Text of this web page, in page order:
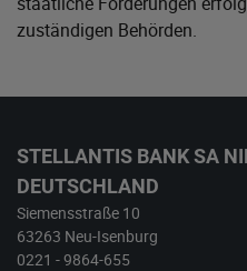
zuständigen Behörden.
STELLANTIS BANK SA
DEUTSCHLAND
Siemensstraße 10
63263 Neu-Isenburg
0221 - 9864-655